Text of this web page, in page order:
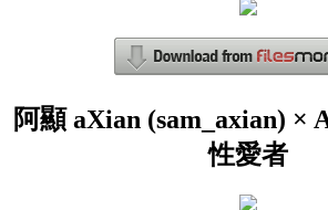
阿顯 aXian (sam_axian) ×
性愛者